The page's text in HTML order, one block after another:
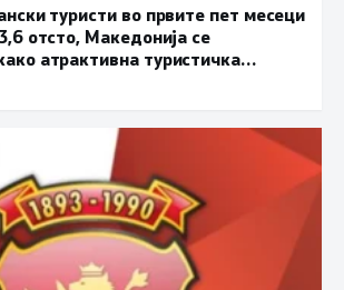
туристи во првите пет месеци
отсто, Македонија се
атрактивна туристичка